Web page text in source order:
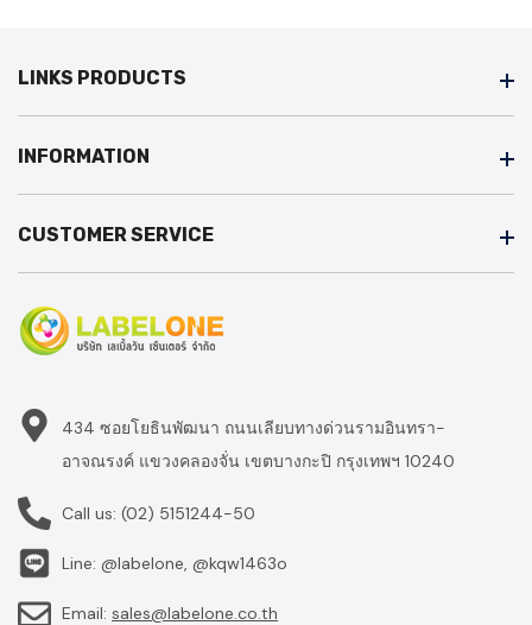
LINKS PRODUCTS
INFORMATION
CUSTOMER SERVICE
434 ซอยโยธินพัฒนา ถนนเลียบทางด่วนรามอินทรา-
อาจณรงค์ แขวงคลองจั่น เขตบางกะปิ กรุงเทพฯ 10240
Call us: (02) 5151244-50
Line: @labelone, @kqw1463o
Email: sales@labelone.co.th